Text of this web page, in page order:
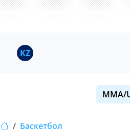
KZ
MMA/
Баскетбол